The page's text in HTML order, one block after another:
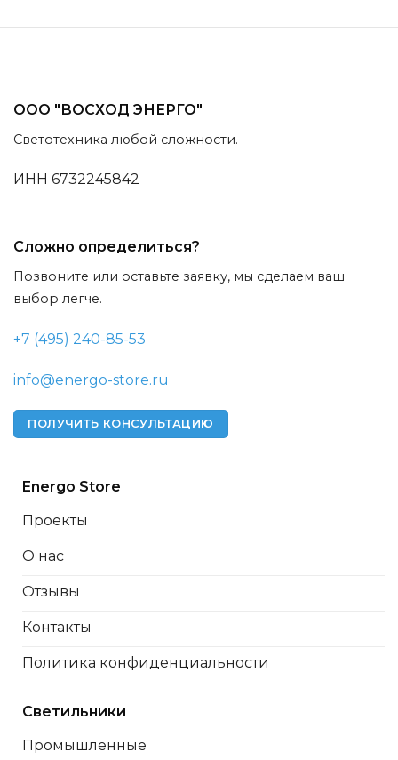
ООО "ВОСХОД ЭНЕРГО"
Светотехника любой сложности.
ИНН 6732245842
Energo Store
Проекты
О нас
Отзывы
Контакты
Политика конфиденциальности
Светильники
Промышленные
Сложно определиться?
Позвоните или оставьте заявку, мы сделаем ваш
выбор легче.
+7 (495) 240-85-53
info@energo-store.ru
ПОЛУЧИТЬ КОНСУЛЬТАЦИЮ